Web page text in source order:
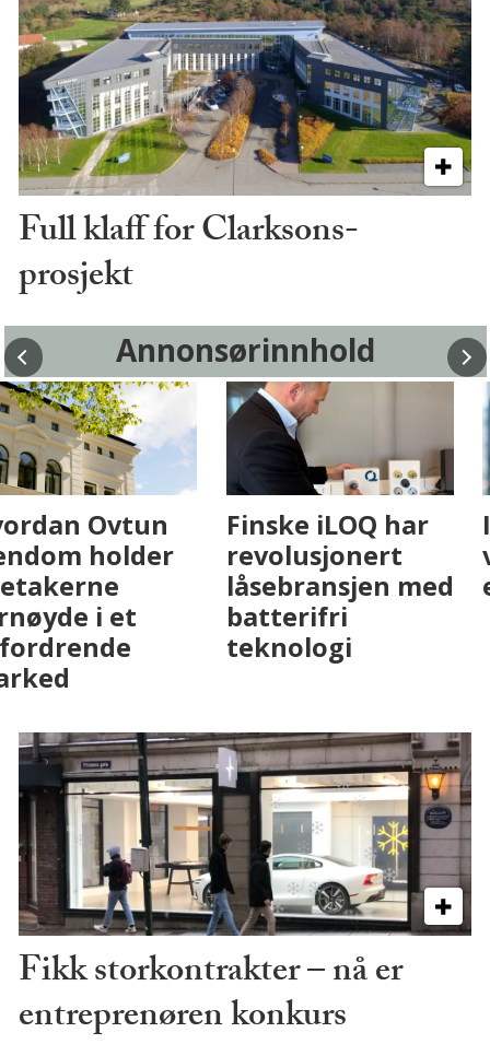
Full klaff for Clarksons-
prosjekt
Annonsørinnhold
Fenistra endrer
eiendomsbransjen
med AI. Slik ser vi
på fremtiden
Hvordan Ovtun
Eiendom holder
leietakerne
fornøyde i et
utfordrende
Fikk storkontrakter – nå er
entreprenøren konkurs